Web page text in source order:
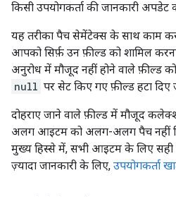
किसी उपयोगकर्ता की जानकारी अपडेट
यह तरीका पैच सेमेंटेक्स के साथ काम
आपको सिर्फ़ उन फ़ील्ड को शामिल
अनुरोध में मौजूद नहीं होने वाले फ़ील्ड
null पर सेट किए गए फ़ील्ड हटा दिए
दोहराए जाने वाले फ़ील्ड में मौजूद
अलग आइटम को अलग-अलग पैच नहीं
मुख्य हिस्से में, सभी आइटम के लिए सही
ज़्यादा जानकारी के लिए, उपयोगकर्ता